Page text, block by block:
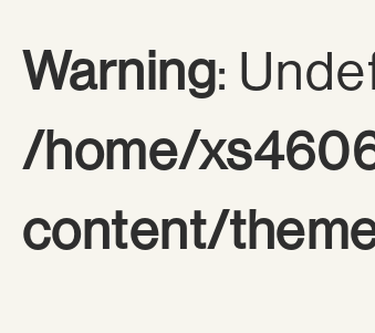
Warning:
/home/
content/